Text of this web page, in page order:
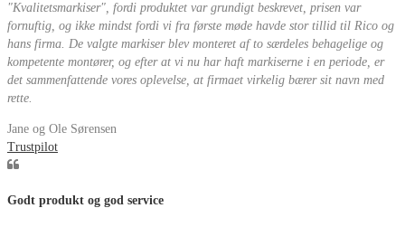
"Kvalitetsmarkiser", fordi produktet var grundigt beskrevet, prisen var
fornuftig, og ikke mindst fordi vi fra første møde havde stor tillid til Rico og
hans firma. De valgte markiser blev monteret af to særdeles behagelige og
kompetente montører, og efter at vi nu har haft markiserne i en periode, er
det sammenfattende vores oplevelse, at firmaet virkelig bærer sit navn med
rette.
Jane og Ole Sørensen
Trustpilot
Godt produkt og god service